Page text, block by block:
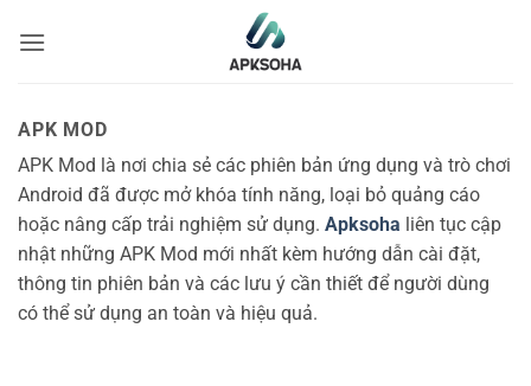
qua
APK MOD
APK Mod là nơi chia sẻ các phiên bản ứng dụng và trò chơi
Android đã được mở khóa tính năng, loại bỏ quảng cáo
hoặc nâng cấp trải nghiệm sử dụng. Apksoha liên tục cập
nhật những APK Mod mới nhất kèm hướng dẫn cài đặt,
thông tin phiên bản và các lưu ý cần thiết để người dùng
có thể sử dụng an toàn và hiệu quả.